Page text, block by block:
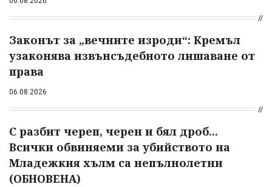
Законът за „вечните изроди“: Кремъл
узаконява извънсъдебното лишаване от
права
06.08.2026
С разбит череп, черен и бял дроб...
Всички обвиняеми за убийството на
Младежкия хълм са непълнолетни
(ОБНОВЕНА)